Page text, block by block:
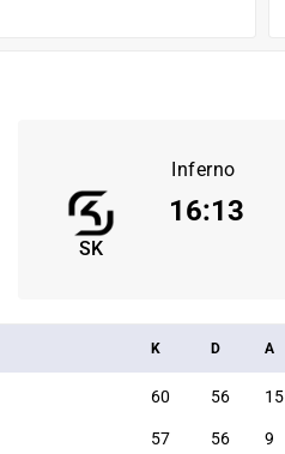
Inferno
SK
16:13
K D A
60 56 15
57 56 9